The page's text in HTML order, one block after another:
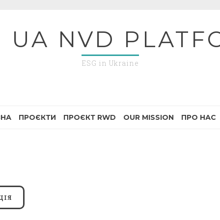
UA NVD
ESG in Ukraine
ПРОЄКТИ ПРОЄКТ RWD OUR MISSION ПРО НАС